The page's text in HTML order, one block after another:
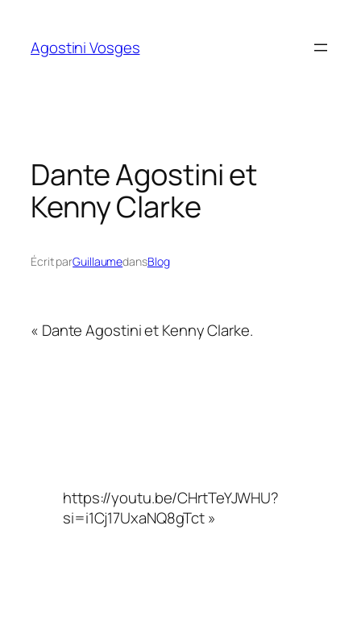
contenu
Agostini Vosges
Dante Agostini et
Kenny Clarke
Écrit parGuillaumedansBlog
« Dante Agostini et Kenny Clarke.
https://youtu.be/CHrtTeYJWHU?
si=i1Cj17UxaNQ8gTct »